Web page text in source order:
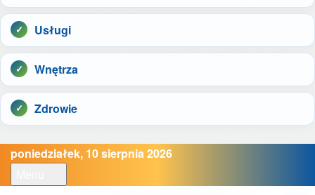
Usługi
Wnętrza
Zdrowie
poniedziałek, 10 sierpnia 2026